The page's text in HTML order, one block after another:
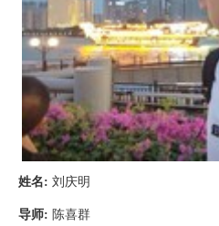
姓名: 刘庆明
导师: 陈喜群